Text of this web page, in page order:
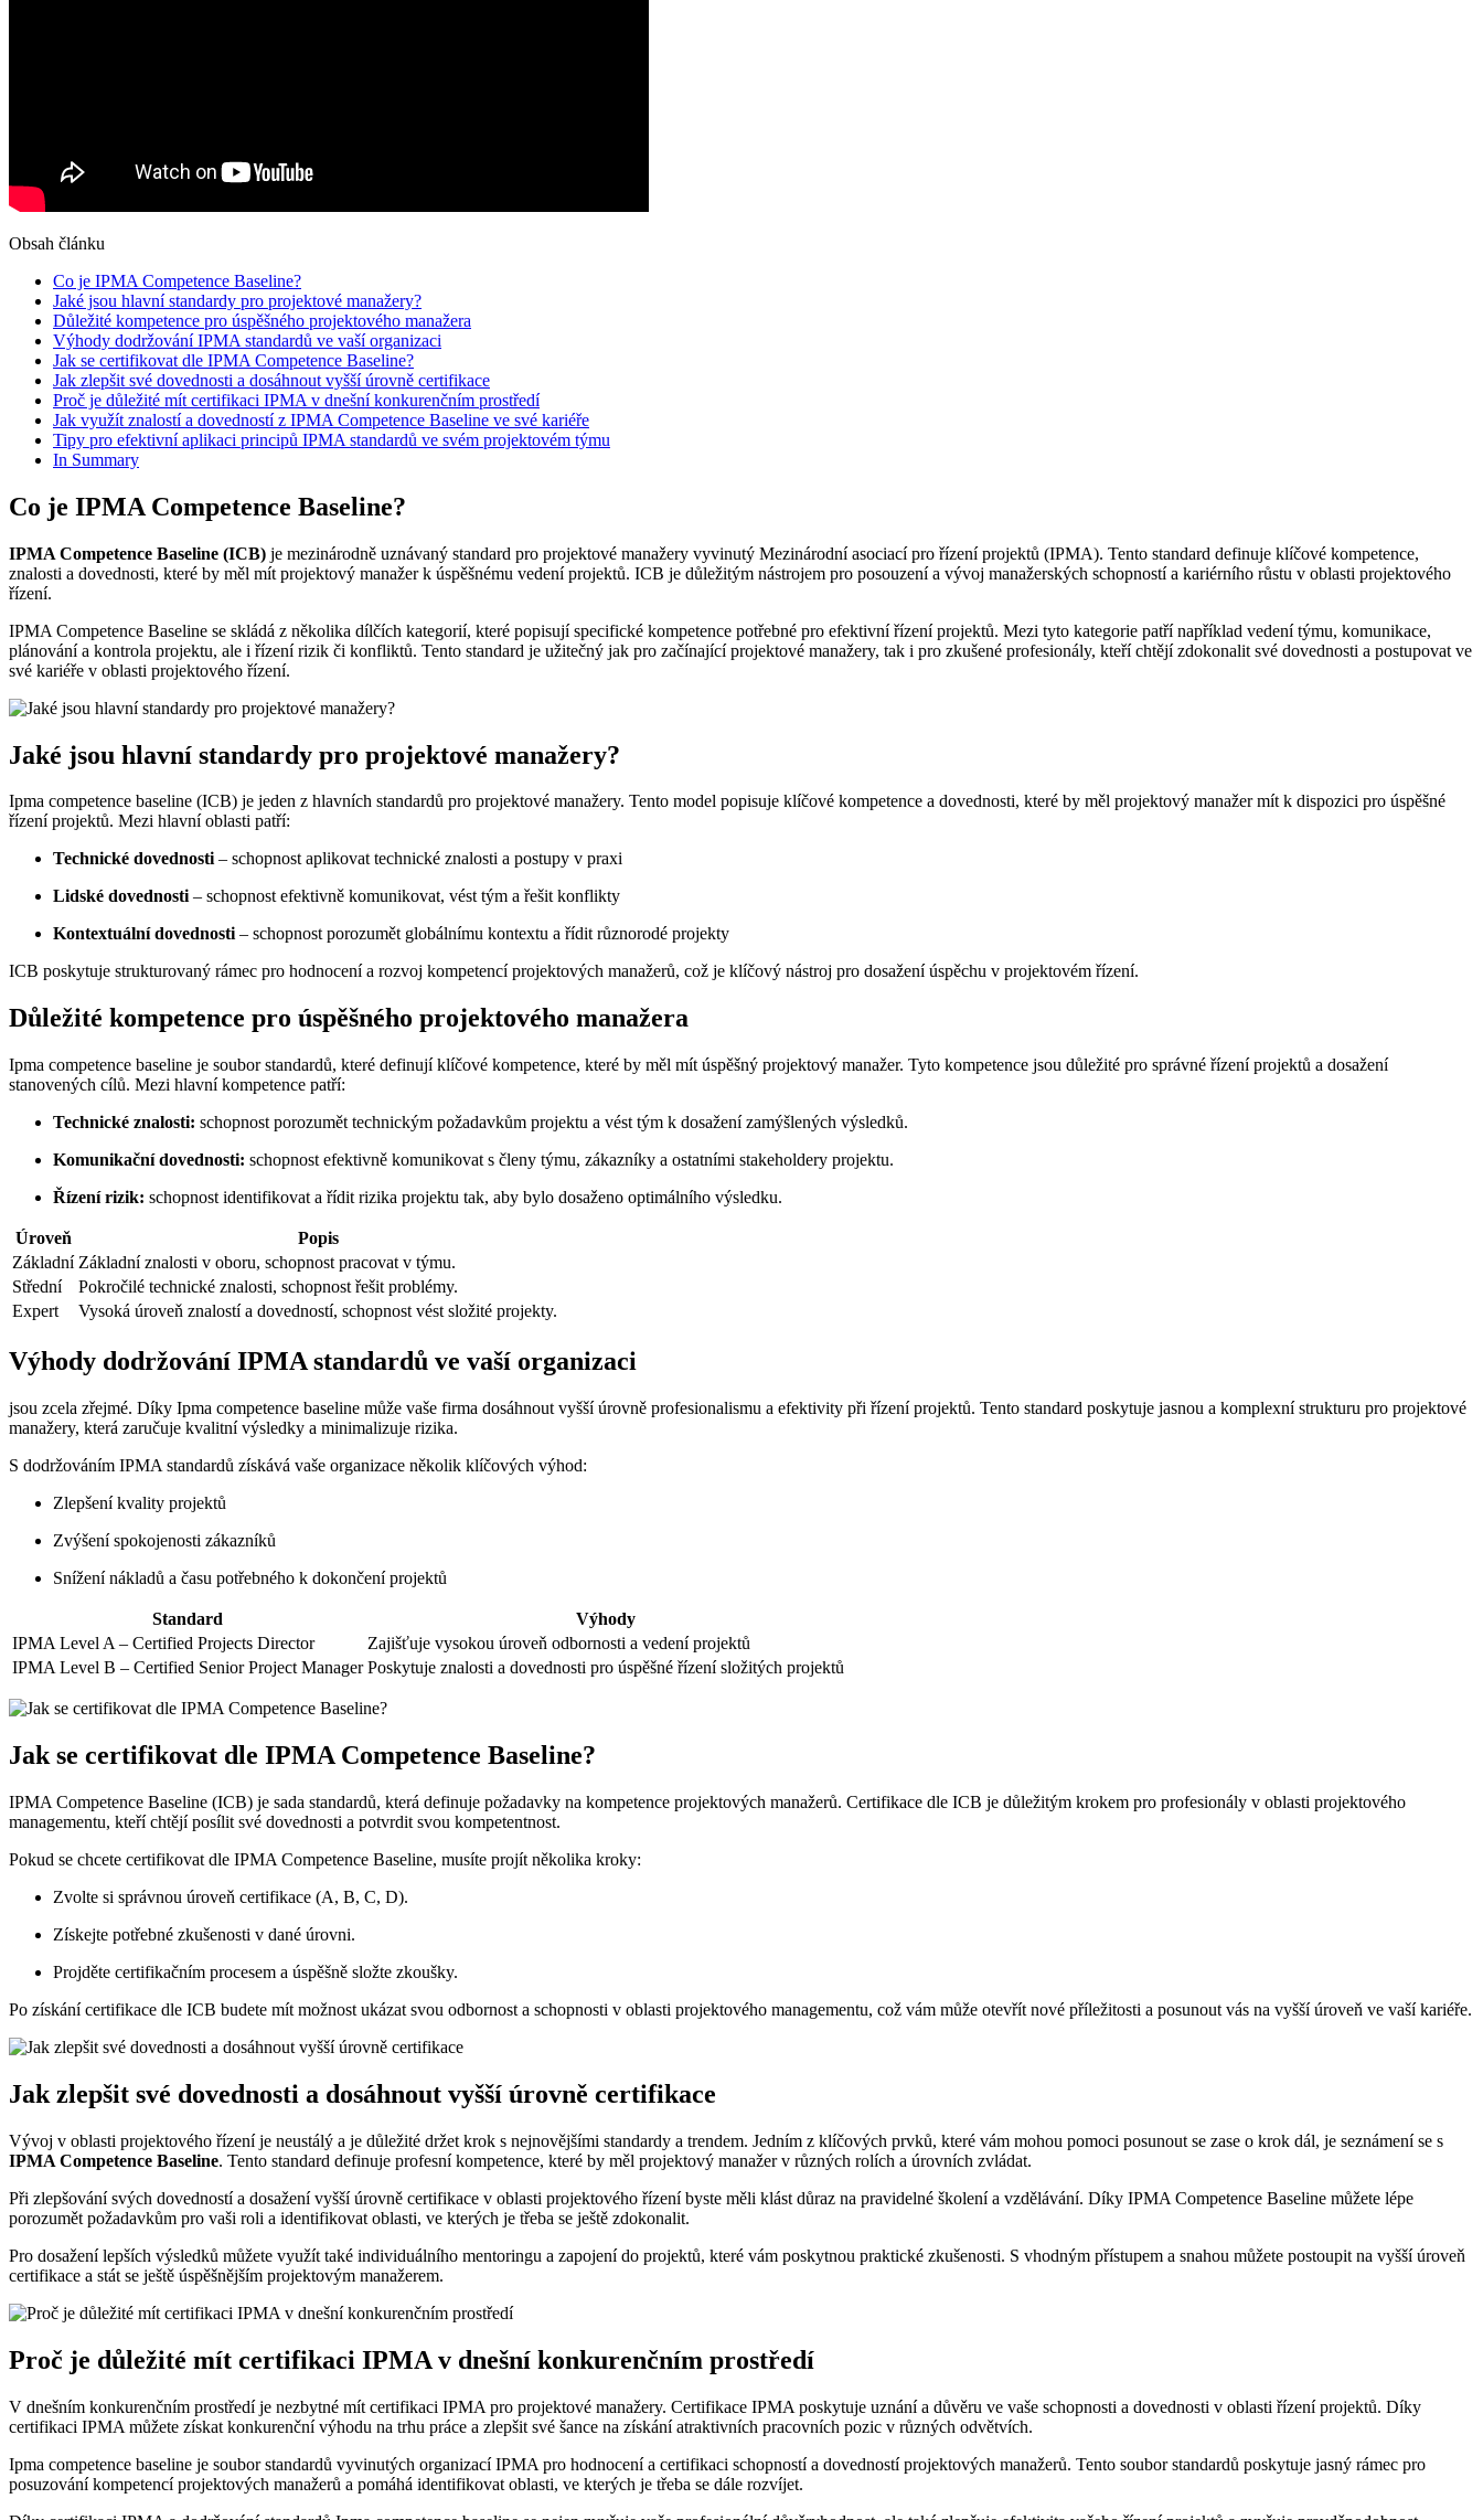
Obsah článku
Co je IPMA Competence Baseline?
Jaké jsou hlavní standardy pro projektové manažery?
Důležité kompetence pro úspěšného projektového manažera
Výhody dodržování IPMA standardů ve vaší organizaci
Jak se certifikovat dle IPMA Competence Baseline?
Jak zlepšit své dovednosti a dosáhnout vyšší úrovně certifikace
Proč je důležité mít certifikaci IPMA v dnešní konkurenčním prostředí
Jak využít znalostí a dovedností z IPMA Competence Baseline ve své kariéře
Tipy pro efektivní aplikaci principů IPMA standardů ve svém projektovém týmu
In Summary
Co je IPMA Competence Baseline?
IPMA Competence Baseline (ICB) je mezinárodně uznávaný standard pro projektové manažery vyvinutý Mezinárodní asociací pro řízení projektů (IPMA). Tento standard definuje klíčové kompetence,
znalosti a dovednosti, které by měl mít projektový manažer k úspěšnému vedení projektů. ICB je důležitým nástrojem pro posouzení a vývoj manažerských schopností a kariérního růstu v oblasti projektového
řízení.
IPMA Competence Baseline se skládá z několika dílčích kategorií, které popisují specifické kompetence potřebné pro efektivní řízení projektů. Mezi tyto kategorie patří například vedení týmu, komunikace,
plánování a kontrola projektu, ale i řízení rizik či konfliktů. Tento standard je užitečný jak pro začínající projektové manažery, tak i pro zkušené profesionály, kteří chtějí zdokonalit své dovednosti a postupovat ve
své kariéře v oblasti projektového řízení.
Jaké jsou hlavní standardy pro projektové manažery?
Ipma competence baseline (ICB) je jeden z hlavních standardů pro projektové manažery. Tento model popisuje klíčové kompetence a dovednosti, které by měl projektový manažer mít k dispozici pro úspěšné
řízení projektů. Mezi hlavní oblasti patří:
Technické dovednosti– schopnost aplikovat technické znalosti a postupy v praxi
Lidské dovednosti– schopnost efektivně komunikovat, vést tým a řešit konflikty
Kontextuální dovednosti– schopnost porozumět globálnímu kontextu a řídit různorodé projekty
ICB poskytuje strukturovaný rámec pro hodnocení a rozvoj kompetencí projektových manažerů, což je klíčový nástroj pro dosažení úspěchu v projektovém řízení.
Důležité kompetence pro úspěšného projektového manažera
Ipma competence baseline je soubor standardů, které definují klíčové kompetence, které by měl mít úspěšný projektový manažer. Tyto kompetence jsou důležité pro správné řízení projektů a dosažení
stanovených cílů. Mezi hlavní kompetence patří:
Technické znalosti: schopnost porozumět technickým požadavkům projektu a vést tým k dosažení zamýšlených výsledků.
Komunikační dovednosti: schopnost efektivně komunikovat s členy týmu, zákazníky a ostatními stakeholdery projektu.
Řízení rizik: schopnost identifikovat a řídit rizika projektu tak, aby bylo dosaženo optimálního výsledku.
Úroveň
Popis
Základní Základní znalosti v oboru, schopnost pracovat v týmu.
Střední
Pokročilé technické znalosti, schopnost řešit problémy.
Expert
Vysoká úroveň znalostí a dovedností, schopnost vést složité projekty.
Výhody dodržování IPMA standardů ve vaší organizaci
jsou zcela zřejmé. Díky Ipma competence baseline může vaše firma dosáhnout vyšší úrovně profesionalismu a efektivity při řízení projektů. Tento standard poskytuje jasnou a komplexní strukturu pro projektové
manažery, která zaručuje kvalitní výsledky a minimalizuje rizika.
S dodržováním IPMA standardů získává vaše organizace několik klíčových výhod:
Zlepšení kvality projektů
Zvýšení spokojenosti zákazníků
Snížení nákladů a času potřebného k dokončení projektů
Standard
Výhody
IPMA Level A – Certified Projects Director
Zajišťuje vysokou úroveň odbornosti a vedení projektů
IPMA Level B – Certified Senior Project Manager Poskytuje znalosti a dovednosti pro úspěšné řízení složitých projektů
Jak se certifikovat dle IPMA Competence Baseline?
IPMA Competence Baseline (ICB) je sada standardů, která definuje požadavky na kompetence projektových manažerů. Certifikace dle ICB je důležitým krokem pro profesionály v oblasti projektového
managementu, kteří chtějí posílit své dovednosti a potvrdit svou kompetentnost.
Pokud se chcete certifikovat dle IPMA Competence Baseline, musíte projít několika kroky:
Zvolte si správnou úroveň certifikace (A, B, C, D).
Získejte potřebné zkušenosti v dané úrovni.
Projděte certifikačním procesem a úspěšně složte zkoušky.
Po získání certifikace dle ICB budete mít možnost ukázat svou odbornost a schopnosti v oblasti projektového managementu, což vám může otevřít nové příležitosti a posunout vás na vyšší úroveň ve vaší kariéře.
Jak zlepšit své dovednosti a dosáhnout vyšší úrovně certifikace
Vývoj v oblasti projektového řízení je neustálý a je důležité držet krok s nejnovějšími standardy a trendem. Jedním z klíčových prvků, které vám mohou pomoci posunout se zase o krok dál, je seznámení se s
IPMA Competence Baseline. Tento standard definuje profesní kompetence, které by měl projektový manažer v různých rolích a úrovních zvládat.
Při zlepšování svých dovedností a dosažení vyšší úrovně certifikace v oblasti projektového řízení byste měli klást důraz na pravidelné školení a vzdělávání. Díky IPMA Competence Baseline můžete lépe
porozumět požadavkům pro vaši roli a identifikovat oblasti, ve kterých je třeba se ještě zdokonalit.
Pro dosažení lepších výsledků můžete využít také individuálního mentoringu a zapojení do projektů, které vám poskytnou praktické zkušenosti. S vhodným přístupem a snahou můžete postoupit na vyšší úroveň
certifikace a stát se ještě úspěšnějším projektovým manažerem.
Proč je důležité mít certifikaci IPMA v dnešní konkurenčním prostředí
V dnešním konkurenčním prostředí je nezbytné mít certifikaci IPMA pro projektové manažery. Certifikace IPMA poskytuje uznání a důvěru ve vaše schopnosti a dovednosti v oblasti řízení projektů. Díky
certifikaci IPMA můžete získat konkurenční výhodu na trhu práce a zlepšit své šance na získání atraktivních pracovních pozic v různých odvětvích.
Ipma competence baseline je soubor standardů vyvinutých organizací IPMA pro hodnocení a certifikaci schopností a dovedností projektových manažerů. Tento soubor standardů poskytuje jasný rámec pro
posuzování kompetencí projektových manažerů a pomáhá identifikovat oblasti, ve kterých je třeba se dále rozvíjet.